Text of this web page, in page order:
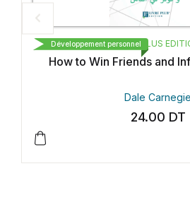
LIVRE PLUS EDITION
How to Win Friends and Influence
Dale Carnegie
DT
Développement personnel